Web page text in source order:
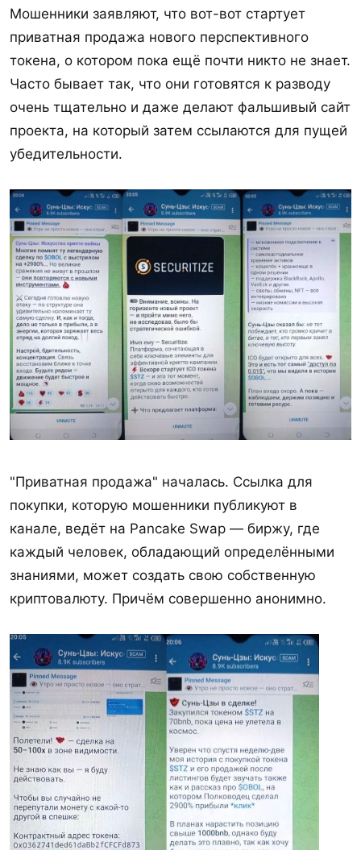
Мошенники заявляют, что вот-вот стартует
приватная продажа нового перспективного
токена, о котором пока ещё почти никто не знает.
Часто бывает так, что они готовятся к разводу
очень тщательно и даже делают фальшивый сайт
проекта, на который затем ссылаются для пущей
убедительности.
"Приватная продажа" началась. Ссылка для
покупки, которую мошенники публикуют в
канале, ведёт на Pancake Swap — биржу, где
каждый человек, обладающий определёнными
знаниями, может создать свою собственную
криптовалюту. Причём совершенно анонимно.